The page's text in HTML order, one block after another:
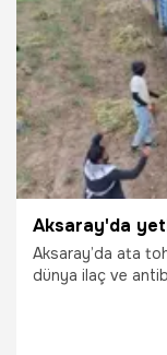
30.06.2026
Aksaray’da ata
dünya ilaç ve